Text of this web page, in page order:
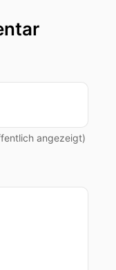
angezeigt)